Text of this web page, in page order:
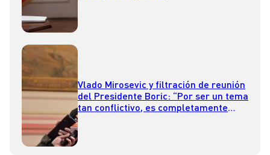
Vlado Mirosevic y filtración de reunión
del Presidente Boric: “Por ser un tema
tan conflictivo, es completamente